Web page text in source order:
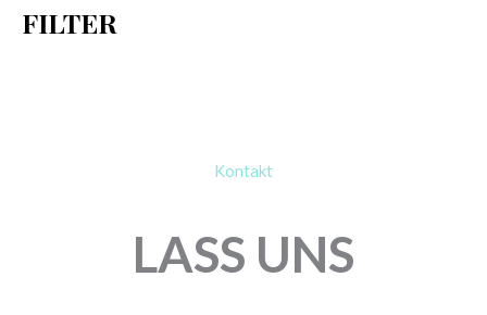
FILTER
Kontakt
LASS UNS